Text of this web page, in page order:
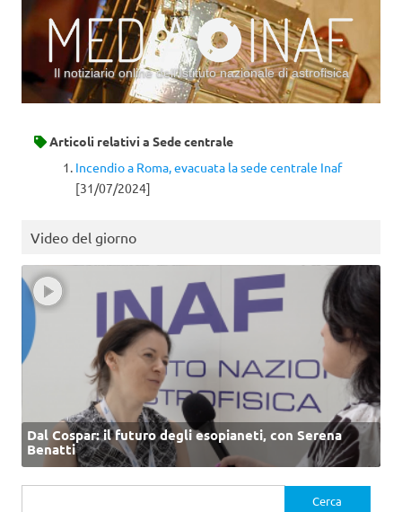
Il notiziario online dell’Istituto nazionale di astrofisica
Articoli relativi a Sede centrale
Incendio a Roma, evacuata la sede centrale Inaf
[31/07/2024]
Video del giorno
Dal Cospar: il futuro degli esopianeti, con Serena
Benatti